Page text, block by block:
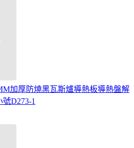
加厚防燒黑瓦斯爐導熱板導熱盤解
D273-1